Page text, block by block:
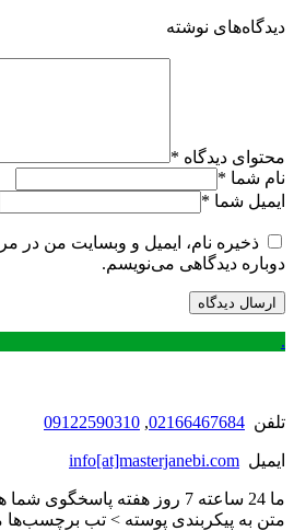
دیدگاه‌های نوشته
محتوای دیدگاه *
نام شما *
ایمیل شما *
ذخیره نام، ایمیل و وبسایت من در
دوباره دیدگاهی می‌نویسم.
.
تلفن 02166467684
,
09122590310
ایمیل info[at]masterjanebi.com
ما 24 ساعته 7 روز هفته
متن به پیکربندی پوسته > تب برچسب‌ها